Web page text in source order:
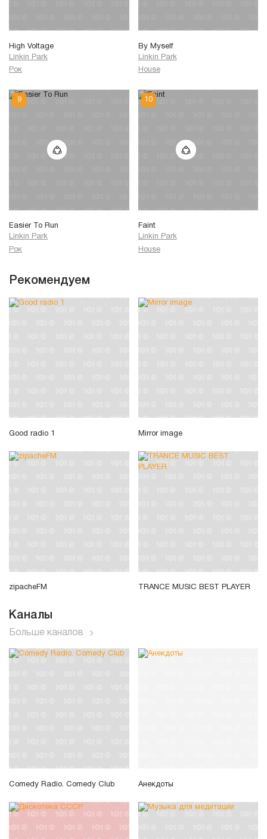
High Voltage
Linkin Park
Рок
By Myself
Linkin Park
House
Easier To Run
Linkin Park
Рок
Faint
Linkin Park
House
Рекомендуем
Good radio 1 Mirror image
zipacheFM TRANCE MUSIC BEST PLAYER
Каналы
Больше каналов
Comedy Radio. Comedy Club Анекдоты